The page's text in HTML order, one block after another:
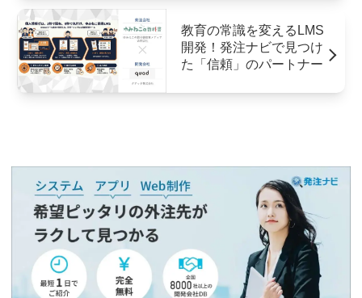
教育の常識を変えるLMS
開発！発注ナビで見つけ
た「信頼」のパートナー